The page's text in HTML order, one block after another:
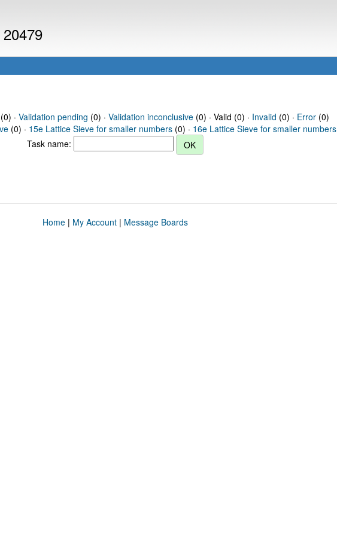
· Validation pending (0) · Validation inconclusive(0) · Valid (0) · Invalid (0) · Error(0)
(0) · 15e Lattice Sieve for smaller numbers (0) · 16e Lattice Sieve for smaller numbers
Task name:
Home| My Account| Message Boards